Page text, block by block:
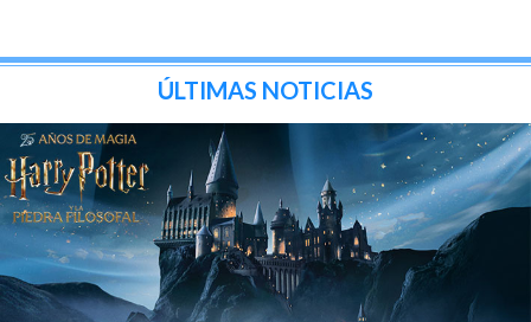
ÚLTIMAS NOTICIAS